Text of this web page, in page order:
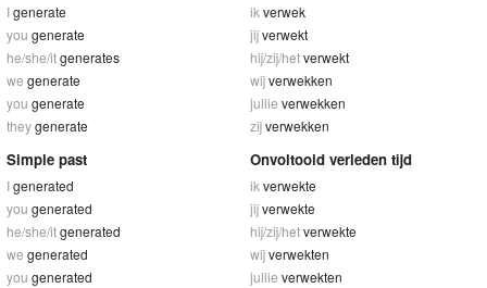
Igenerate
you generate
he/she/itgenerates
we generate
you generate
theygenerate
ik verwek
jijverwekt
hij/zij/hetverwekt
wijverwekken
jullie verwekken
zijverwekken
Simple past
Igenerated
you generated
he/she/itgenerated
we generated
you generated
Onvoltooid verleden tijd
ik verwekte
jijverwekte
hij/zij/hetverwekte
wijverwekten
jullie verwekten